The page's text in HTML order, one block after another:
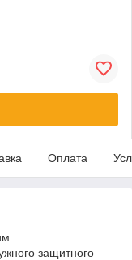
Оплата
защитного